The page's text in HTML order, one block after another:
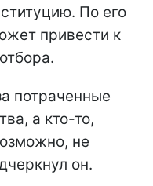
По его
привести к
потраченные
а кто-то,
не
он.